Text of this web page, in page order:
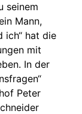
seinem
Mann,
ich“ hat die
mit
In der
Peter